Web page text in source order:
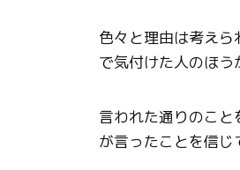
色々と理由は考え
で気付けた人のほう
言われた通りのこ
が言ったことを信じ